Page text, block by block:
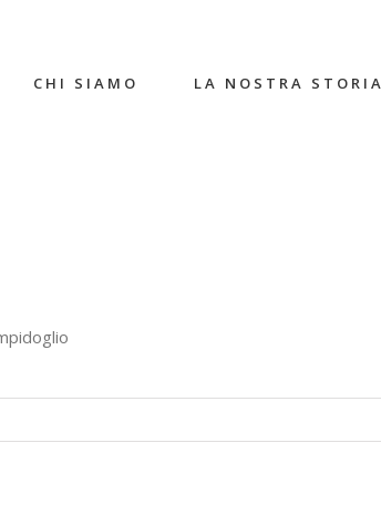
CHI SIAMO LA NOSTRA STORIA